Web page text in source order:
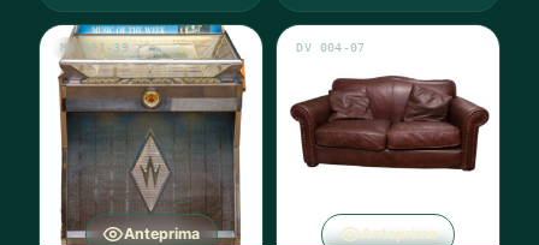
Anteprima
MO 001-39
Anteprima
DV 004-07